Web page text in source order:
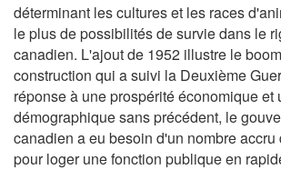
déterminant les cultures et les races
le plus de possibilités de survie dans le
canadien. L'ajout de 1952 illustre le
construction qui a suivi la Deuxième
réponse à une prospérité économique et
démographique sans précédent, le
canadien a eu besoin d'un nombre
pour loger une fonction publique en